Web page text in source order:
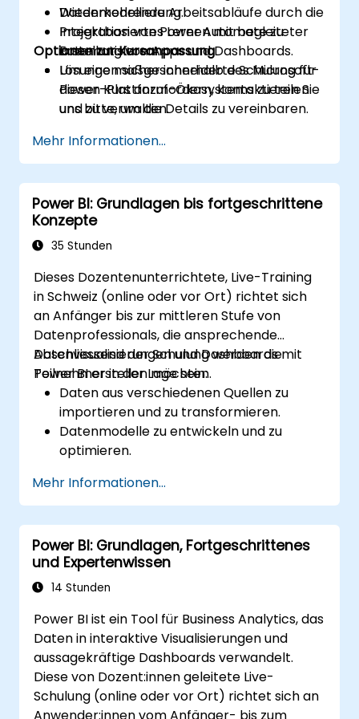
Wiederkehrende Arbeitsabläufe durch die
Integration von Power Automate zu
automatisieren.
Lösungen sicher innerhalb des Microsoft-
Power-Plattform-Ökosystems zu teilen
und zu verwalten.
Datenmodellierung.
Projektbasiertes Lernen mit begleiteter
Erstellung von Apps und Dashboards.
Optionen zur Kursanpassung
Um eine maßgeschneiderte Schulung für
diesen Kurs anzufordern, kontaktieren Sie
uns bitte, um die Details zu vereinbaren.
Mehr Informationen...
Power BI: Grundlagen bis fortgeschrittene
Konzepte
35 Stunden
Dieses Dozentenunterrichtete, Live-Training
in Schweiz (online oder vor Ort) richtet sich
an Anfänger bis zur mittleren Stufe von
Datenprofessionals, die ansprechende
Datenvisualisierungen und Dashboards mit
Power BI erstellen möchten.
Abschliessend der Schulung werden die
Teilnehmer in der Lage sein:
Daten aus verschiedenen Quellen zu
importieren und zu transformieren.
Datenmodelle zu entwickeln und zu
optimieren.
Berichte und Dashboards zu erstellen.
Best Practices für Datenvisualisierung und
Dashboard-Design anzuwenden.
Fortschrittliche Funktionen von Power BI
für detaillierte Datenanalyse zu nutzen.
Mehr Informationen...
Power BI: Grundlagen, Fortgeschrittenes
und Expertenwissen
14 Stunden
Power BI ist ein Tool für Business Analytics, das
Daten in interaktive Visualisierungen und
aussagekräftige Dashboards verwandelt.
Diese von Dozent:innen geleitete Live-
Schulung (online oder vor Ort) richtet sich an
Anwender:innen vom Anfänger- bis zum